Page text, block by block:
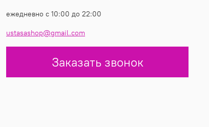
ежедневно с 10:00 до 22:00
ustasashop@gmail.com
Заказать звонок